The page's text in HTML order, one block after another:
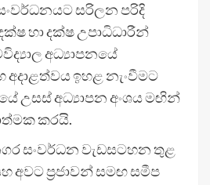
සරිලන පරිදි
හා දක්ෂ උපාධිධාරීන්
අධ්‍යාපනයේ
ඉහළ නැංවීමට
උසස් අධ්‍යාපන අංශය මඟින්
කරයි.
සංවර්ධන වැඩසටහන තුළ
අවට ප්‍රජාවන් සමඟ සමීප